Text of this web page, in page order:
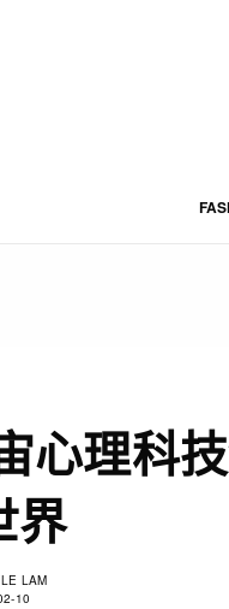
心理科
界
LAM
10